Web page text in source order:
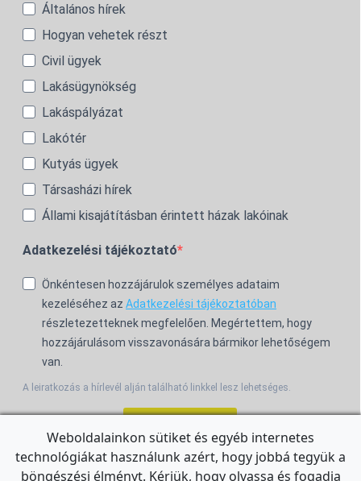
Általános hírek
Hogyan vehetek részt
Civil ügyek
Lakásügynökség
Lakáspályázat
Lakótér
Kutyás ügyek
Társasházi hírek
Állami kisajátításban érintett házak lakóinak
Adatkezelési tájékoztató
Önkéntesen hozzájárulok személyes adataim
kezeléséhez az Adatkezelési tájékoztatóban
részletezetteknek megfelelően. Megértettem, hogy
hozzájárulásom visszavonására bármikor lehetőségem
van.
A leiratkozás a hírlevél alján található linkkel lesz lehetséges.
For the English Newsletter, clickHERE.
Weboldalainkon sütiket és egyéb internetes
technológiákat használunk azért, hogy jobbá tegyük a
böngészési élményt. Kérjük, hogy olvassa és fogadja